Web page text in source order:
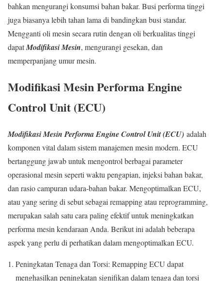
bahkan mengurangi konsumsi bahan bakar. Busi performa tinggi
juga biasanya lebih tahan lama di bandingkan busi standar.
Mengganti oli mesin secara rutin dengan oli berkualitas tinggi
dapatModifikasi Mesin, mengurangi gesekan, dan
memperpanjang umur mesin.
Modifikasi Mesin Performa Engine
Control Unit (ECU)
Modifikasi Mesin Performa Engine Control Unit (ECU) adalah
komponen vital dalam sistem manajemen mesin modern. ECU
bertanggung jawab untuk mengontrol berbagai parameter
operasional mesin seperti waktu pengapian, injeksi bahan bakar,
dan rasio campuran udara-bahan bakar. Mengoptimalkan ECU,
atau yang sering di sebut sebagai remapping atau reprogramming,
merupakan salah satu cara paling efektif untuk meningkatkan
performa mesin kendaraan Anda. Berikut ini adalah beberapa
aspek yang perlu di perhatikan dalam mengoptimalkan ECU.
Peningkatan Tenaga dan Torsi: Remapping ECU dapat
menghasilkan peningkatan signifikan dalam tenaga dan torsi